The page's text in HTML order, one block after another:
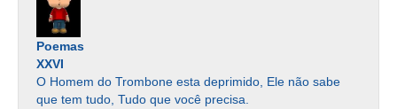
Poemas
XXVI
O Homem do Trombone esta deprimido, Ele não sabe
que tem tudo, Tudo que você precisa.